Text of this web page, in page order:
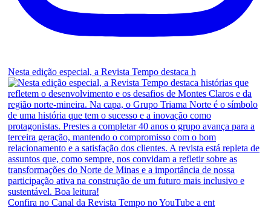
Nesta edição especial, a Revista Tempo destaca h
Confira no Canal da Revista Tempo no YouTube a ent